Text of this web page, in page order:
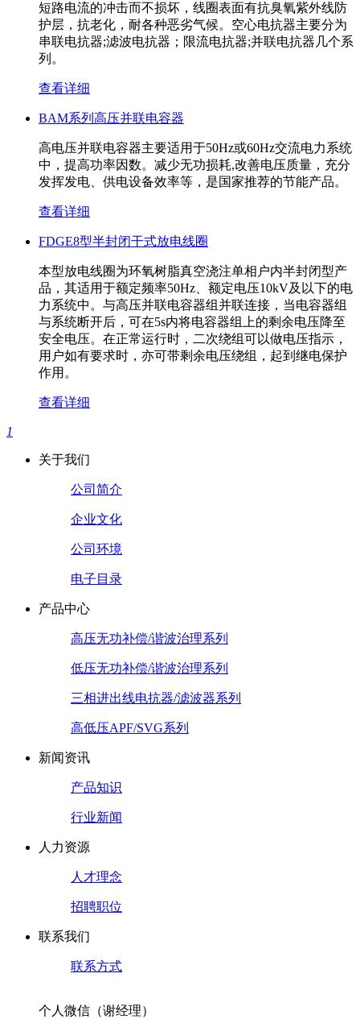
短路电流的冲击而不损坏，线圈表面有抗臭氧紫外线防
护层，抗老化，耐各种恶劣气候。空心电抗器主要分为
串联电抗器;滤波电抗器；限流电抗器;并联电抗器几个系
列。
查看详细
BAM系列高压并联电容器
高电压并联电容器主要适用于50Hz或60Hz交流电力系统
中，提高功率因数。减少无功损耗,改善电压质量，充分
发挥发电、供电设备效率等，是国家推荐的节能产品。
查看详细
FDGE8型半封闭干式放电线圈
本型放电线圈为环氧树脂真空浇注单相户内半封闭型产
品，其适用于额定频率50Hz、额定电压10kV及以下的电
力系统中。与高压并联电容器组并联连接，当电容器组
与系统断开后，可在5s内将电容器组上的剩余电压降至
安全电压。在正常运行时，二次绕组可以做电压指示，
用户如有要求时，亦可带剩余电压绕组，起到继电保护
作用。
查看详细
1
关于我们
公司简介
企业文化
公司环境
电子目录
产品中心
高压无功补偿/谐波治理系列
低压无功补偿/谐波治理系列
三相进出线电抗器/滤波器系列
高低压APF/SVG系列
新闻资讯
产品知识
行业新闻
人力资源
人才理念
招聘职位
联系我们
联系方式
个人微信（谢经理）